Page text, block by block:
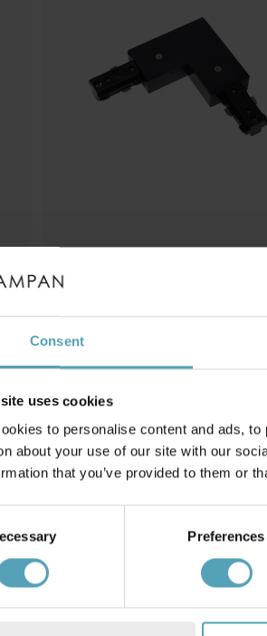
Consent
uses cookies
to personalise content and ads,
about your use of our site with our
that you’ve provided to them or
Preferences
LUCIDE
L-koppling (höger)